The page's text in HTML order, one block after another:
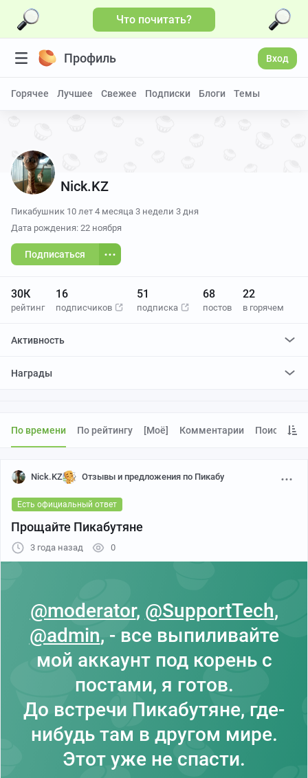
Что почитать?
Профиль Вход
Горячее Лучшее Свежее Подписки Блоги Темы
Nick.KZ
Пикабушник 10 лет 4 месяца 3 недели 3 дня
Дата рождения: 22 ноября
Подписаться
30К
рейтинг
16
подписчиков
51
подписка
68
постов
22
в горячем
Активность
отредактировал
Награды
По времени По рейтингу [моё] Комментарии Поиск
Nick.KZ Отзывы и предложения по Пикабу
Есть официальный ответ
Прощайте Пикабутяне
3 года назад 0
@moderator, @SupportTech,
@admin, - все выпиливайте
мой аккаунт под корень с
постами, я готов.
До встречи Пикабутяне, где-
нибудь там в другом мире.
Этот уже не спасти.
Больше видео